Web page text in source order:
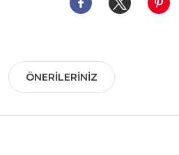
ÖNERILERINIZ